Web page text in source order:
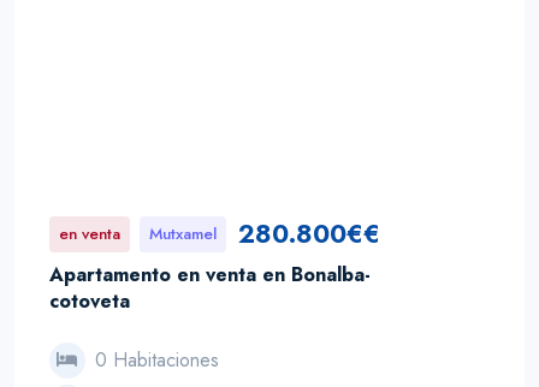
en venta Mutxamel 280.800€€
Apartamento en venta en Bonalba-
cotoveta
0 Habitaciones